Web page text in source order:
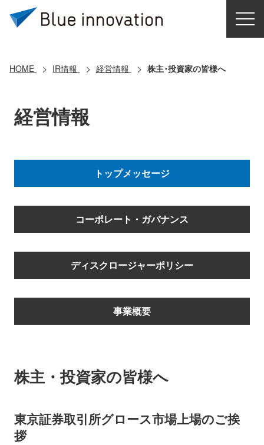
コアテクノロジー
お問い合わせ
会社情報 ニュース
資料ダウンロード
HOME IR情報 経営情報 株主･投資家の皆様へ
経営情報
トップメッセージ
コーポレート・ガバナンス
ディスクロージャーポリシー
事業概要
株主・投資家の皆様へ
東京証券取引所グロース市場上場のご挨
拶